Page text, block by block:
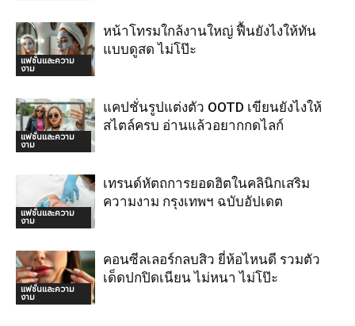
แฟชั่นและความ
งาม
หน้าโทรมใกล้งานใหญ่ ฟื้นยังไงให้ทัน
แบบดูสด ไม่โป๊ะ
แฟชั่นและความ
งาม
แคปชั่นรูปแต่งตัว OOTD เขียนยังไงให้
สไตล์ครบ อ่านแล้วอยากกดไลก์
แฟชั่นและความ
งาม
เทรนด์หัตถการยอดฮิตในคลินิกเสริม
ความงาม กรุงเทพฯ ฉบับอัปเดต
แฟชั่นและความ
งาม
คอนซีลเลอร์กลบสิว ยี่ห้อไหนดี รวมตัว
เด็ดปกปิดเนียน ไม่หนา ไม่โป๊ะ